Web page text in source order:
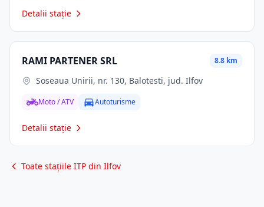
Detalii stație
RAMI PARTENER SRL 8.8 km
Soseaua Unirii, nr. 130, Balotesti, jud. Ilfov
Moto / ATV Autoturisme
Detalii stație
Toate stațiile ITP din Ilfov